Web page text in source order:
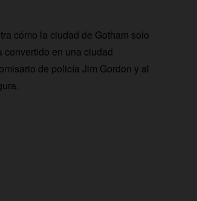
cómo la ciudad de Gotham solo
convertido en una ciudad
de policía Jim Gordon y al